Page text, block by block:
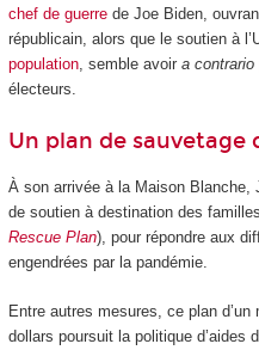
chef de guerrede Joe Biden,
républicain, alors que le soutien à
population, semble avoir a contrario
électeurs.
Un plan de sauvetage
À son arrivée à la Maison
de soutien à destination des
Rescue Plan), pour répondre aux
engendrées par la pandémie.
Entre autres mesures, ce plan
dollars poursuit la politique d’aides